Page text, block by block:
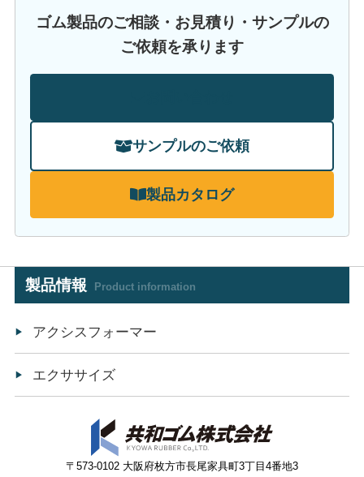
ゴム製品のご相談・お見積り・サンプルの
ご依頼を承ります
サンプルのご依頼
製品カタログ
製品情報 Product information
アクシスフォーマー
エクササイズ
〒573-0102 大阪府枚方市長尾家具町3丁目4番地3